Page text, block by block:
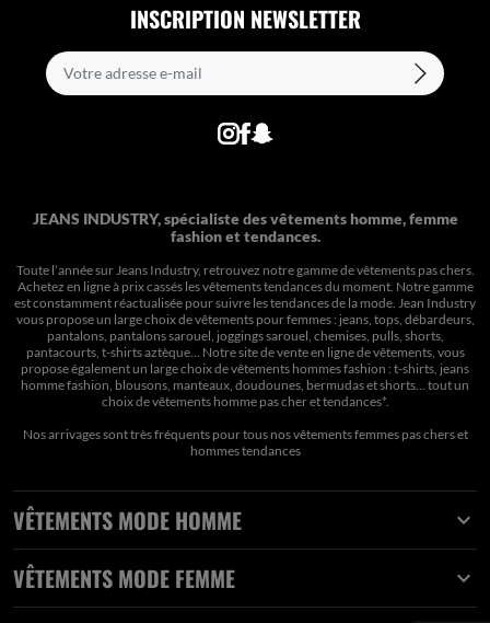
INSCRIPTION NEWSLETTER
JEANS INDUSTRY, spécialiste des vêtements homme, femme
fashion et tendances.
Toute l’année sur Jeans Industry, retrouvez notre gamme de vêtements pas chers.
Achetez en ligne à prix cassés les vêtements tendances du moment. Notre gamme
est constamment réactualisée pour suivre les tendances de la mode. Jean Industry
vous propose un large choix de vêtements pour femmes : jeans, tops, débardeurs,
pantalons, pantalons sarouel, joggings sarouel, chemises, pulls, shorts,
pantacourts, t-shirts aztèque... Notre site de vente en ligne de vêtements, vous
propose également un large choix de vêtements hommes fashion : t-shirts, jeans
homme fashion, blousons, manteaux, doudounes, bermudas et shorts… tout un
choix devêtements homme pas cher et tendances*.
Nos arrivages sont très fréquents pour tous nosvêtements femmes pas cherset
hommes tendances
VÊTEMENTS MODE HOMME 
VÊTEMENTS MODE FEMME 